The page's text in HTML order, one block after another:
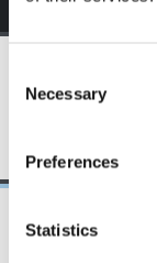
Selection
Necessary
Preferences
Statistics